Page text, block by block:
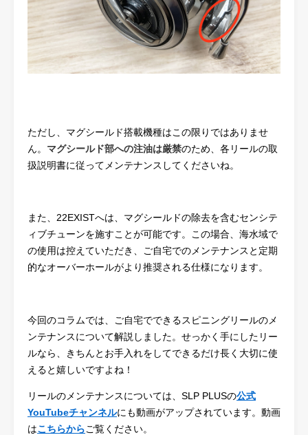
ただし、マグシールド搭載機種はこの限りではありませ
ん。 マグシールド部への注油は厳禁のため、各リールの取
扱説明書に従ってメンテナンスしてくださいね。
また、22EXISTへは、マグシールドの除去を含むセンシテ
ィブチューンを施すことが可能です。この場合、海水域で
の使用は控えていただき、ご自宅でのメンテナンスと定期
的なオーバーホールがより推奨される仕様になります。
今回のコラムでは、ご自宅でできるスピニングリールのメ
ンテナンスについて解説しました。せっかく手にしたリー
ルなら、きちんとお手入れをしてできるだけ長く大切に使
えると嬉しいですよね！
リールのメンテナンスについては、SLP PLUSの公式
YouTubeチャンネルにも動画がアップされています。動画
はこちらからご覧ください。